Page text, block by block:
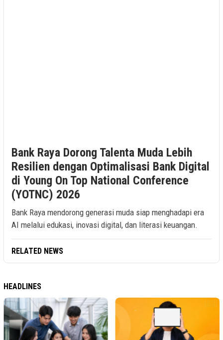
Bank Raya Dorong Talenta Muda Lebih
Resilien dengan Optimalisasi Bank Digital
di Young On Top National Conference
(YOTNC) 2026
Bank Raya mendorong generasi muda siap menghadapi era
AI melalui edukasi, inovasi digital, dan literasi keuangan.
RELATED NEWS
HEADLINES